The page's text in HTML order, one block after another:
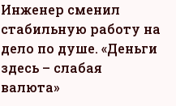
Инженер сменил
стабильную работу на
дело по душе. «Деньги
здесь – слабая
валюта»